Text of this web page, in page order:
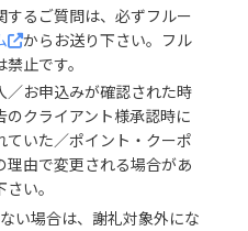
するご質問は、必ずフルー
からお送り下さい。フル
止です。
／お申込みが確認された時
クライアント様承認時に
ていた／ポイント・クーポ
理由で変更される場合があ
い。
い場合は、謝礼対象外にな